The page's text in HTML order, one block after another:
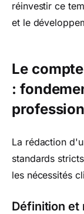
réinvestir ce
et le
Le
:
La rédaction
standards
les nécessités
Définition et